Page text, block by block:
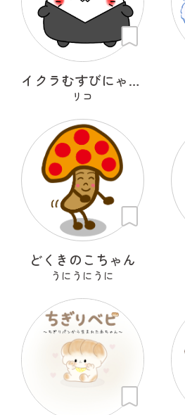
イクラむすびにゃんこ
リコ
どくきのこちゃん
うにうにうに